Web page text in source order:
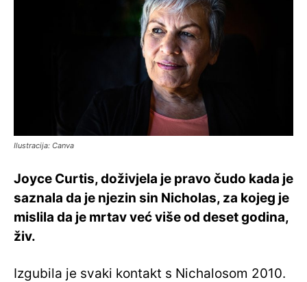
Ilustracija: Canva
Joyce Curtis, doživjela je pravo čudo kada je
saznala da je njezin sin Nicholas, za kojeg je
mislila da je mrtav već više od deset godina,
živ.
Izgubila je svaki kontakt s Nichalosom 2010.